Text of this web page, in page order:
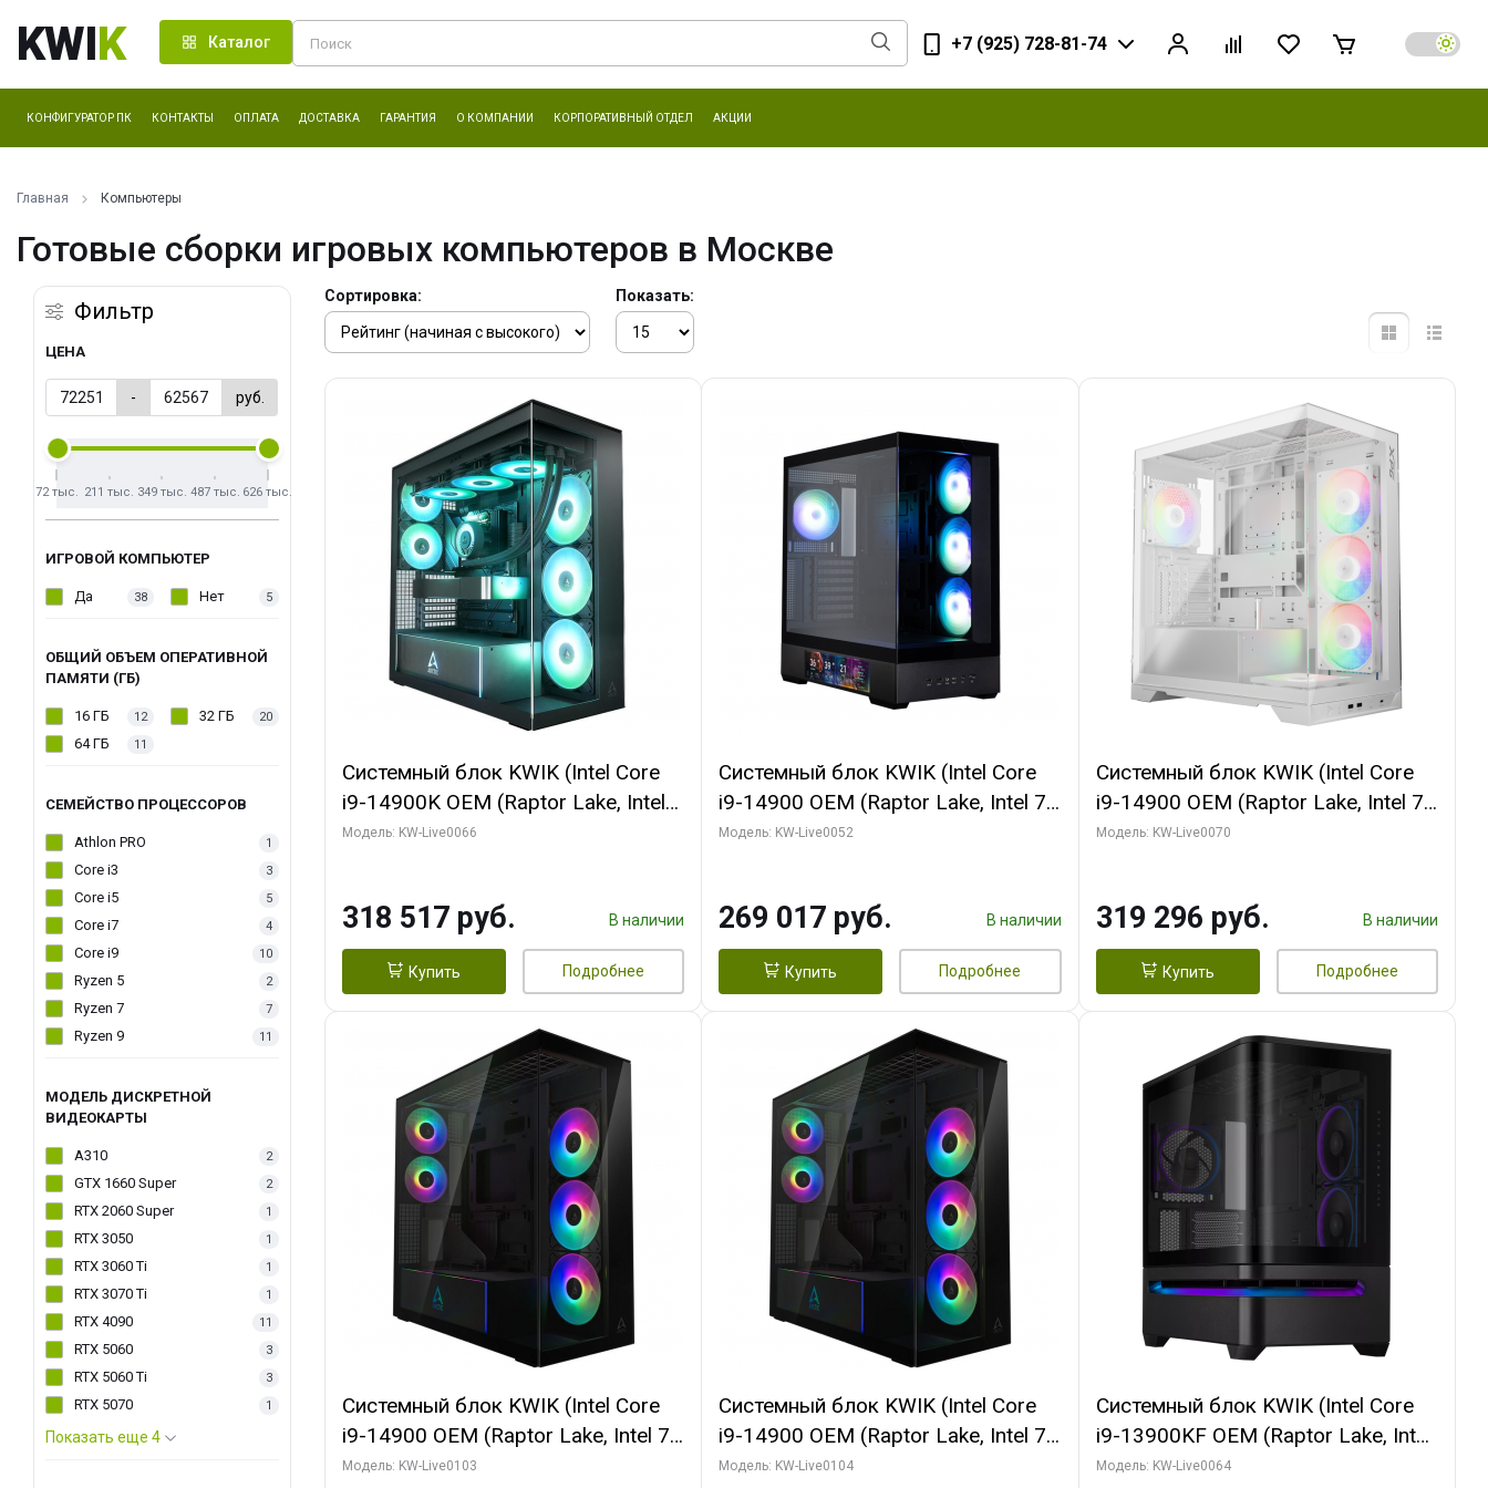
KWIK Каталог +7 (925) 728-81-74
КОНФИГУРАТОР ПК КОНТАКТЫ ОПЛАТА ДОСТАВКА ГАРАНТИЯ О КОМПАНИИ КОРПОРАТИВНЫЙ ОТДЕЛ АКЦИИ
Главная Компьютеры
Готовые сборки игровых компьютеров в Москве
Фильтр
ЦЕНА
- руб.
72 тыс. 211 тыс. 349 тыс. 487 тыс. 626 тыс.
ИГРОВОЙ КОМПЬЮТЕР
Да 38 Нет 5
ОБЩИЙ ОБЪЕМ ОПЕРАТИВНОЙ
ПАМЯТИ (ГБ)
16 ГБ 12 32 ГБ 20
64 ГБ 11
СЕМЕЙСТВО ПРОЦЕССОРОВ
Athlon PRO 1
Core i3 3
Core i5 5
Core i7 4
Core i9 10
Ryzen 5 2
Ryzen 7 7
Ryzen 9 11
МОДЕЛЬ ДИСКРЕТНОЙ
ВИДЕОКАРТЫ
A310 2
GTX 1660 Super 2
RTX 2060 Super 1
RTX 3050 1
RTX 3060 Ti 1
RTX 3070 Ti 1
RTX 4090 11
RTX 5060 3
RTX 5060 Ti 3
RTX 5070 1
Показать еще 4
Сортировка: Показать:
Системный блок KWIK (Intel Core
i9-14900K OEM (Raptor Lake, Intel
7, C24 16EC/8PC/ 64 ГБ ОЗУ (2
GDDR7 256bit/ 1 ТБ SSD)
Модель: KW-Live0066
318 517 руб. В наличии
Купить Подробнее
Системный блок KWIK (Intel Core
i9-14900 OEM (Raptor Lake, Intel 7,
C24 16EC/8PC// 64 ГБ ОЗУ (2
256bit 3xDP HD/ 512 ГБ SSD)
Модель: KW-Live0052
269 017 руб. В наличии
Купить Подробнее
Системный блок KWIK (Intel Core
i9-14900 OEM (Raptor Lake, Intel 7,
C24 16EC/8PC// 64 ГБ ОЗУ (2
GDDR7 256bit/ 960 ГБ SSD)
Модель: KW-Live0070
319 296 руб. В наличии
Купить Подробнее
Системный блок KWIK (Intel Core
i9-14900 OEM (Raptor Lake, Intel 7,
C24 16EC/8PC// 64 ГБ ОЗУ (2
Модель: KW-Live0103
Системный блок KWIK (Intel Core
i9-14900 OEM (Raptor Lake, Intel 7,
C24 16EC/8PC// 64 ГБ ОЗУ (2
Модель: KW-Live0104
Системный блок KWIK (Intel Core
i9-13900KF OEM (Raptor Lake, Intel
7, C24 16EC/8P/ 64 ГБ ОЗУ (2
Модель: KW-Live0064